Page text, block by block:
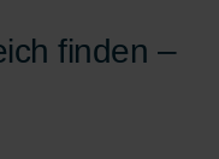
finden –